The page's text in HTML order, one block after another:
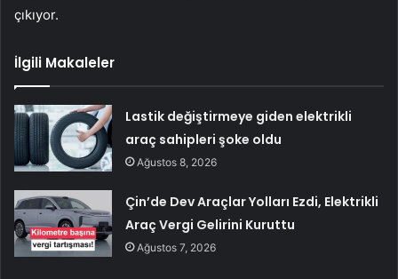
çıkıyor.
İlgili Makaleler
Lastik değiştirmeye giden elektrikli
araç sahipleri şoke oldu
Ağustos 8, 2026
Çin’de Dev Araçlar Yolları Ezdi, Elektrikli
Araç Vergi Gelirini Kuruttu
Ağustos 7, 2026